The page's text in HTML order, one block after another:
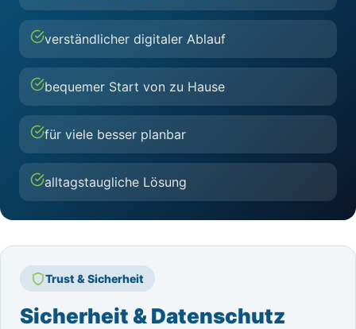
verständlicher digitaler Ablauf
bequemer Start von zu Hause
für viele besser planbar
alltagstaugliche Lösung
Trust & Sicherheit
Sicherheit & Datenschutz